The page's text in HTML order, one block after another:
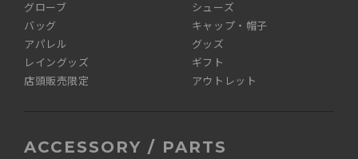
グローブ
シューズ
バッグ
キャップ・帽子
アパレル
グッズ
レイングッズ
ギフト
店頭販売限定
アウトレット
ACCESSORY / PARTS